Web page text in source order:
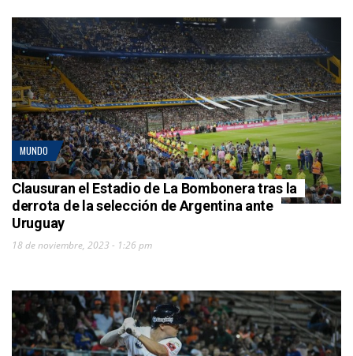
MUNDO
Clausuran el Estadio de La Bombonera tras la
derrota de la selección de Argentina ante
Uruguay
18 de noviembre, 2023 - 1:26 pm